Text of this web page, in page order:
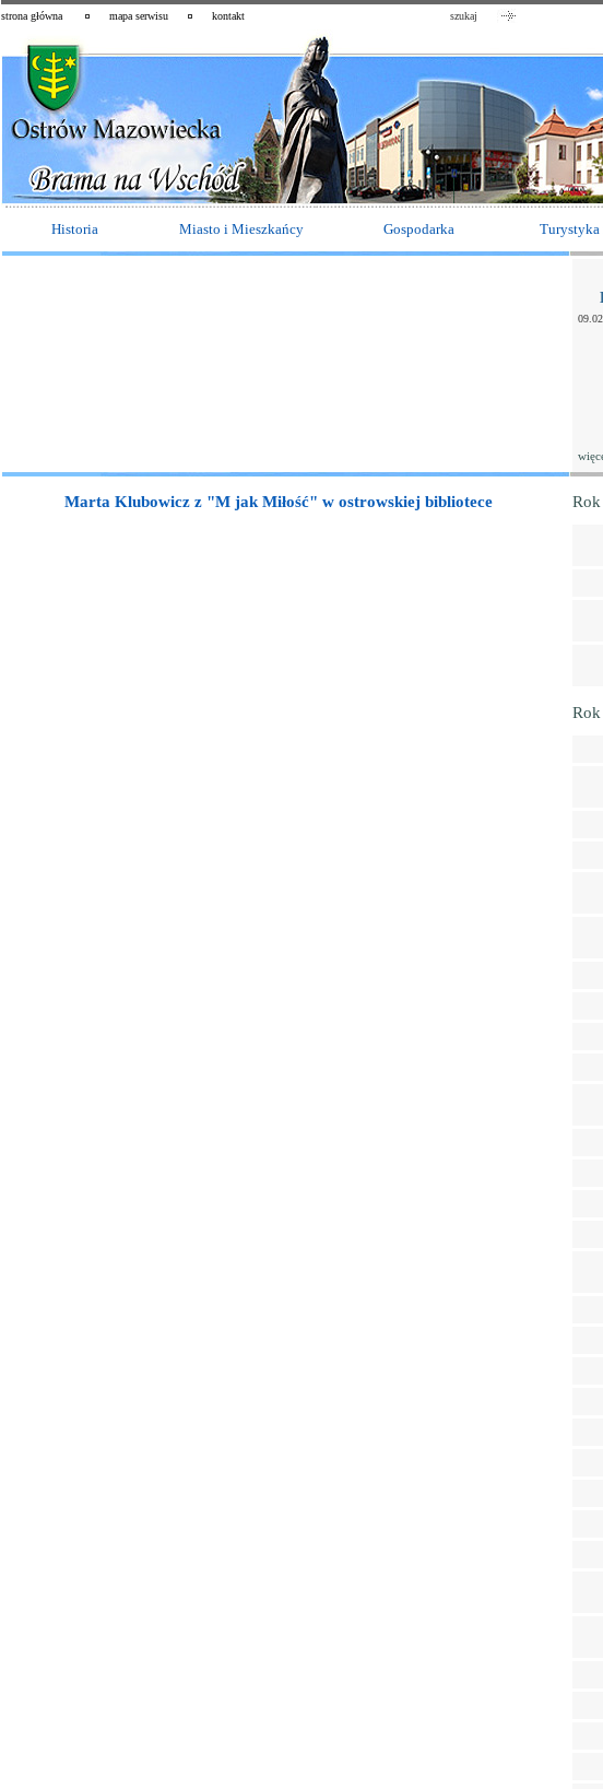
strona główna mapa serwisu kontakt szukaj
Historia Miasto i Mieszkańcy Gospodarka Turystyka
Marta Klubowicz z "M jak Miłość" w ostrowskiej bibliotece Rok